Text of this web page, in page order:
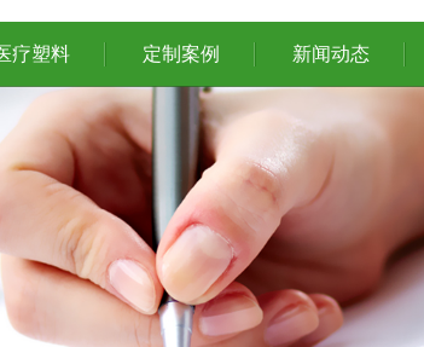
疗塑料 定制案例 新闻动态